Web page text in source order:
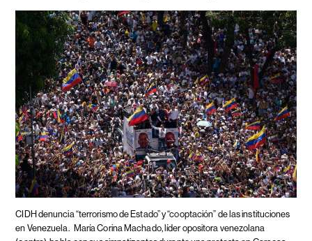
CIDH denuncia “terrorismo de Estado” y “cooptación” de las instituciones
en Venezuela. María Corina Machado, líder opositora venezolana